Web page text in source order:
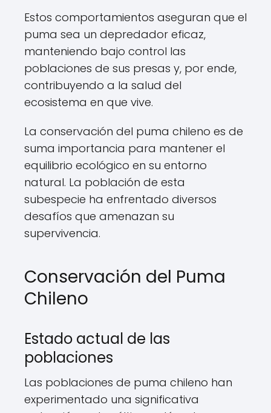
Estos comportamientos aseguran que el
puma sea un depredador eficaz,
manteniendo bajo control las
poblaciones de sus presas y, por ende,
contribuyendo a la salud del
ecosistema en que vive.
La conservación del puma chileno es de
suma importancia para mantener el
equilibrio ecológico en su entorno
natural. La población de esta
subespecie ha enfrentado diversos
desafíos que amenazan su
supervivencia.
Conservación del Puma
Chileno
Estado actual de las
poblaciones
Las poblaciones de puma chileno han
experimentado una significativa